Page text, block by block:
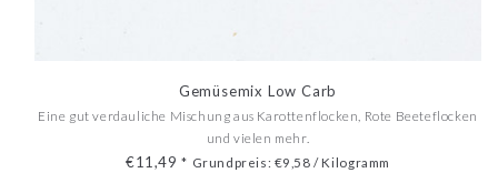
Gemüsemix Low Carb
Eine gut verdauliche Mischung aus Karottenflocken, Rote Beeteflocken
und vielen mehr.
€11,49* Grundpreis: €9,58 / Kilogramm